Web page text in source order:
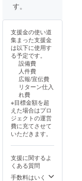
い場合
実を買
い取り
させて
頂きま
す。
す。
支援金の使い道
集まった支援金
は以下に使用す
る予定です。
設備費
人件費
広報/宣伝費
リターン仕入
れ費
※目標金額を超
えた場合はプロ
ジェクトの運営
費に充てさせて
いただきます。
支援に関するよ
くある質問
手数料はいく